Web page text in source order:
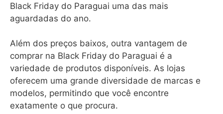
Black Friday do Paraguai uma das mais
aguardadas do ano.
Além dos preços baixos, outra vantagem de
comprar na Black Friday do Paraguai é a
variedade de produtos disponíveis. As lojas
oferecem uma grande diversidade de marcas e
modelos, permitindo que você encontre
exatamente o que procura.